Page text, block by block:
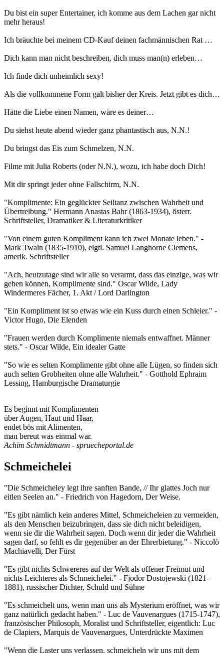
Du bist ein super Entertainer, ich komme aus dem Lachen gar nicht
mehr heraus!
Ich bräuchte bei meinem CD-Kauf deinen fachmännischen Rat …
Dich kann man nicht beschreiben, dich muss man(n) erleben…
Ich finde dich unheimlich sexy!
Als die vollkommene Form galt bisher der Kreis. Jetzt gibt es dich…
Hätte die Liebe einen Namen, wäre es deiner…
Du siehst heute abend wieder ganz phantastisch aus, N.N.!
Du bringst das Eis zum Schmelzen, N.N.
Filme mit Julia Roberts (oder N.N.), wozu, ich habe doch Dich!
Mit dir springt jeder ohne Fallschirm, N.N.
"Komplimente: Ein geglückter Seiltanz zwischen Wahrheit und
Übertreibung." Hermann Anastas Bahr (1863-1934), österr.
Schriftsteller, Dramatiker & Literaturkritiker
"Von einem guten Kompliment kann ich zwei Monate leben." -
Mark Twain (1835-1910), eigtl. Samuel Langhorne Clemens,
amerik. Schriftsteller
"Ach, heutzutage sind wir alle so verarmt, dass das einzige, was wir
geben können, Komplimente sind." Oscar Wilde, Lady
Windermeres Fächer, 1. Akt / Lord Darlington
"Ein Kompliment ist so etwas wie ein Kuss durch einen Schleier." -
Victor Hugo, Die Elenden
"Frauen werden durch Komplimente niemals entwaffnet. Männer
stets." - Oscar Wilde, Ein idealer Gatte
"So wie es selten Komplimente gibt ohne alle Lügen, so finden sich
auch selten Grobheiten ohne alle Wahrheit." - Gotthold Ephraim
Lessing, Hamburgische Dramaturgie
Es beginnt mit Komplimenten
über Augen, Haut und Haar,
endet bös mit Alimenten,
man bereut was einmal war.
Achim Schmidtmann - spruecheportal.de
Schmeichelei
"Die Schmeicheley legt ihre sanften Bande, // Ihr glattes Joch nur
eitlen Seelen an." - Friedrich von Hagedorn, Der Weise.
"Es gibt nämlich kein anderes Mittel, Schmeicheleien zu vermeiden,
als den Menschen beizubringen, dass sie dich nicht beleidigen,
wenn sie dir die Wahrheit sagen. Doch wenn dir jeder die Wahrheit
sagen darf, so fehlt es dir gegenüber an der Ehrerbietung." - Niccolò
Machiavelli, Der Fürst
"Es gibt nichts Schwereres auf der Welt als offener Freimut und
nichts Leichteres als Schmeichelei." - Fjodor Dostojewski (1821-
1881), russischer Dichter, Schuld und Sühne
"Es schmeichelt uns, wenn man uns als Mysterium eröffnet, was wir
ganz natürlich gedacht haben." - Luc de Vauvenargues (1715-1747),
französischer Philosoph, Moralist und Schriftsteller, eigentlich: Luc
de Clapiers, Marquis de Vauvenargues, Unterdrückte Maximen
"Wenn die Laster uns verlassen, schmeicheln wir uns mit dem